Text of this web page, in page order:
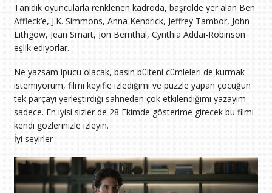
Tanıdık oyuncularla renklenen kadroda, başrolde yer alan Ben
Affleck’e, J.K. Simmons, Anna Kendrick, Jeffrey Tambor, John
Lithgow, Jean Smart, Jon Bernthal, Cynthia Addai-Robinson
eşlik ediyorlar.
Ne yazsam ipucu olacak, basın bülteni cümleleri de kurmak
istemiyorum, filmi keyifle izlediğimi ve puzzle yapan çocuğun
tek parçayı yerleştirdiği sahneden çok etkilendiğimi yazayım
sadece. En iyisi sizler de 28 Ekimde gösterime girecek bu filmi
kendi gözlerinizle izleyin.
İyi seyirler